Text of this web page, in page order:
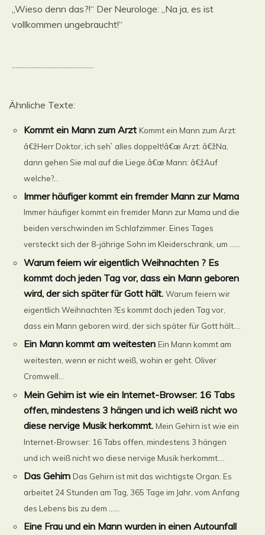
„Wieso denn das?!“ Der Neurologe: „Na ja, es ist
vollkommen ungebraucht!“
..............................................
Ähnliche Texte:
Kommt ein Mann zum Arzt Kommt ein Mann zum Arzt:
â€žHerr Doktor, ich seh` alles doppelt!â€œ Arzt: â€žNa,
dann gehen Sie mal auf die Liege.â€œ Mann: â€žAuf
welche?...
Immer häufiger kommt ein fremder Mann zur Mama
Immer häufiger kommt ein fremder Mann zur Mama und die
beiden verschwinden im Schlafzimmer. Eines Tages
versteckt sich der 8-jährige Sohn im Kleiderschrank, um ......
Warum feiern wir eigentlich Weihnachten ? Es
kommt doch jeden Tag vor, dass ein Mann geboren
wird, der sich später für Gott hält. Warum feiern wir
eigentlich Weihnachten ?Es kommt doch jeden Tag vor,
dass ein Mann geboren wird, der sich später für Gott hält....
Ein Mann kommt am weitesten Ein Mann kommt am
weitesten, wenn er nicht weiß, wohin er geht. Oliver
Cromwell...
Mein Gehirn ist wie ein Internet-Browser: 16 Tabs
offen, mindestens 3 hängen und ich weiß nicht wo
diese nervige Musik herkommt. Mein Gehirn ist wie ein
Internet-Browser: 16 Tabs offen, mindestens 3 hängen
und ich weiß nicht wo diese nervige Musik herkommt....
Das Gehirn Das Gehirn ist mit das wichtigste Organ. Es
arbeitet 24 Stunden am Tag, 365 Tage im Jahr, vom Anfang
des Lebens bis zu dem ......
Eine Frau und ein Mann wurden in einen Autounfall